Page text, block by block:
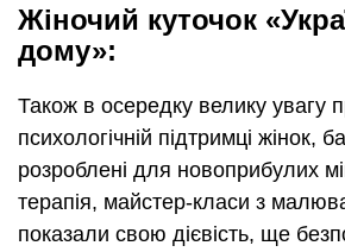
Жіночий куточок
дому»:
Також в осередку велику увагу
психологічній підтримці жінок,
розроблені для новоприбулих
терапія, майстер-класи з
показали свою дієвість, ще